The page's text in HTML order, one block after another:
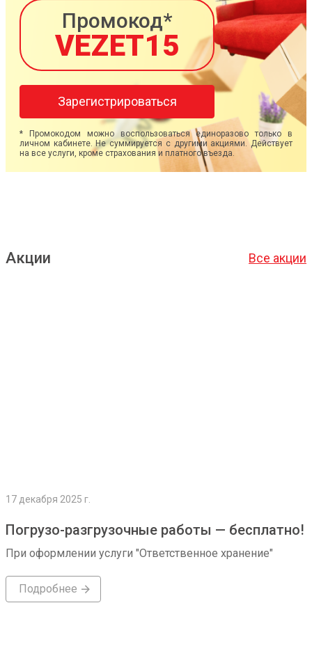
Промокод*
VEZET15
Зарегистрироваться
* Промокодом можно воспользоваться единоразово только в
личном кабинете. Не суммируется с другими акциями. Действует
на все услуги, кроме страхования и платного въезда.
Акции Все акции
17 декабря 2025 г.
Погрузо-разгрузочные работы — бесплатно!
При оформлении услуги "Ответственное хранение"
Подробнее